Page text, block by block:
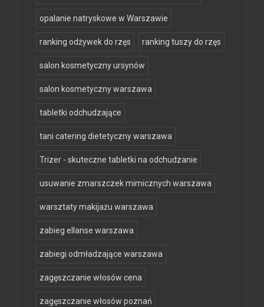
opalanie natryskowe w Warszawie
ranking odżywek do rzęs ranking tuszy do rzęs
salon kosmetyczny ursynów
salon kosmetyczny warszawa
tabletki odchudzające
tani catering dietetyczny warszawa
Trizer - skuteczne tabletki na odchudzanie
usuwanie zmarszczek mimicznych warszawa
warsztaty makijażu warszawa
zabieg ellanse warszawa
zabiegi odmładzające warszawa
zagęszczanie włosów cena
zagęszczanie włosów poznań